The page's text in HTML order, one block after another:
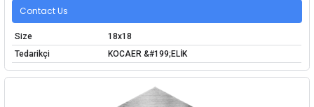
Contact Us
Size
18x18
Tedarikçi
KOCAER &#199;ELİK